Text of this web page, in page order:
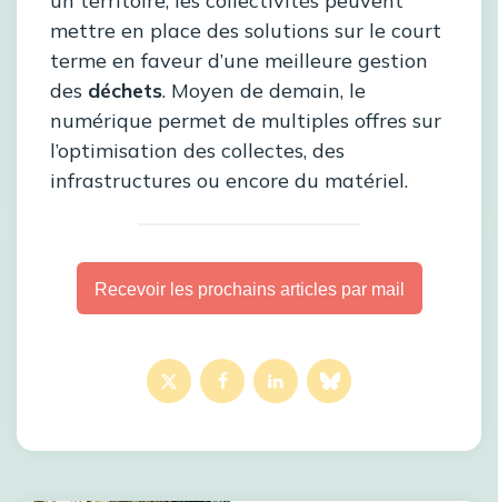
mettre en place des solutions sur le court
terme en faveur d’une meilleure gestion
des déchets. Moyen de demain, le
numérique permet de multiples offres sur
l’optimisation des collectes, des
infrastructures ou encore du matériel.
Recevoir les prochains articles par mail